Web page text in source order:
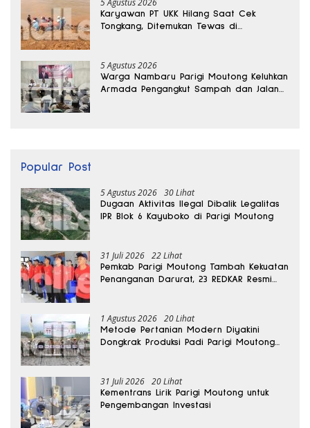
5 Agustus 2026
Karyawan PT UKK Hilang Saat Cek
Tongkang, Ditemukan Tewas di
5 Agustus 2026
Warga Nambaru Parigi Moutong Keluhkan
Armada Pengangkut Sampah dan Jalan
Popular Post
5 Agustus 2026 30 Lihat
Dugaan Aktivitas Ilegal Dibalik Legalitas
IPR Blok 6 Kayuboko di Parigi Moutong
31 Juli 2026 22 Lihat
Pemkab Parigi Moutong Tambah Kekuatan
Penanganan Darurat, 23 REDKAR Resmi
1 Agustus 2026 20 Lihat
Metode Pertanian Modern Diyakini
Dongkrak Produksi Padi Parigi Moutong
31 Juli 2026 20 Lihat
Kementrans Lirik Parigi Moutong untuk
Pengembangan Investasi